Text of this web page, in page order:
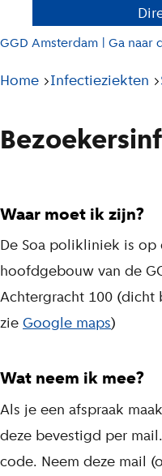
GGD Amsterdam | Ga naar
Pad
huidige
Home Infectieziekten
Waar moet ik zijn?
De Soa polikliniek is
hoofdgebouw van de
Achtergracht 100 (dicht
zie Google maps)
Wat neem ik mee?
Als je een afspraak
deze bevestigd per
code. Neem deze mail